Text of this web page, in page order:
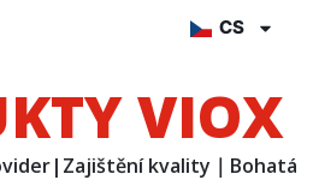
CS
VIOX
kvality｜Bohatá